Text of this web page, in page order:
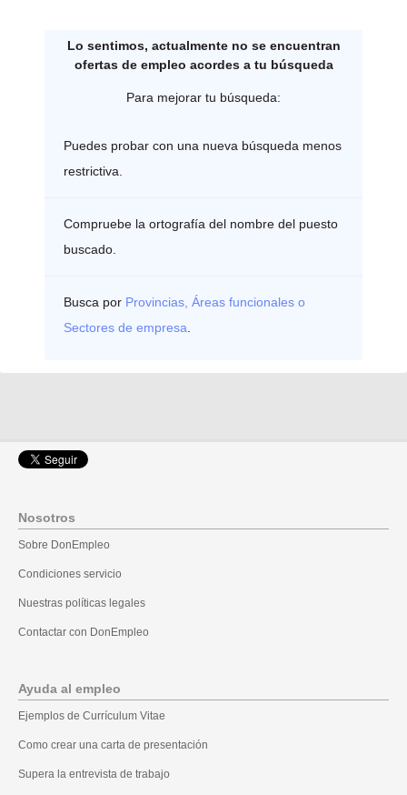
Lo sentimos, actualmente no se encuentran
ofertas de empleo acordes a tu búsqueda
Para mejorar tu búsqueda:
Puedes probar con una nueva búsqueda menos
restrictiva.
Compruebe la ortografía del nombre del puesto
buscado.
Busca por Provincias, Áreas funcionales o
Sectores de empresa
Nosotros
Sobre DonEmpleo
Condiciones servicio
Nuestras políticas legales
Contactar con DonEmpleo
Ayuda al empleo
Ejemplos de Currículum Vitae
Como crear una carta de presentación
Supera la entrevista de trabajo